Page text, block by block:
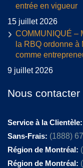
entrée en vigueur
15 juillet 2026
COMMUNIQUÉ –
la RBQ ordonne à
comme
9 juillet 2026
Nous contacter
Service à la Clientèle:
Sans-Frais: (1888)
Région de Montréal:
Région de Montréal: